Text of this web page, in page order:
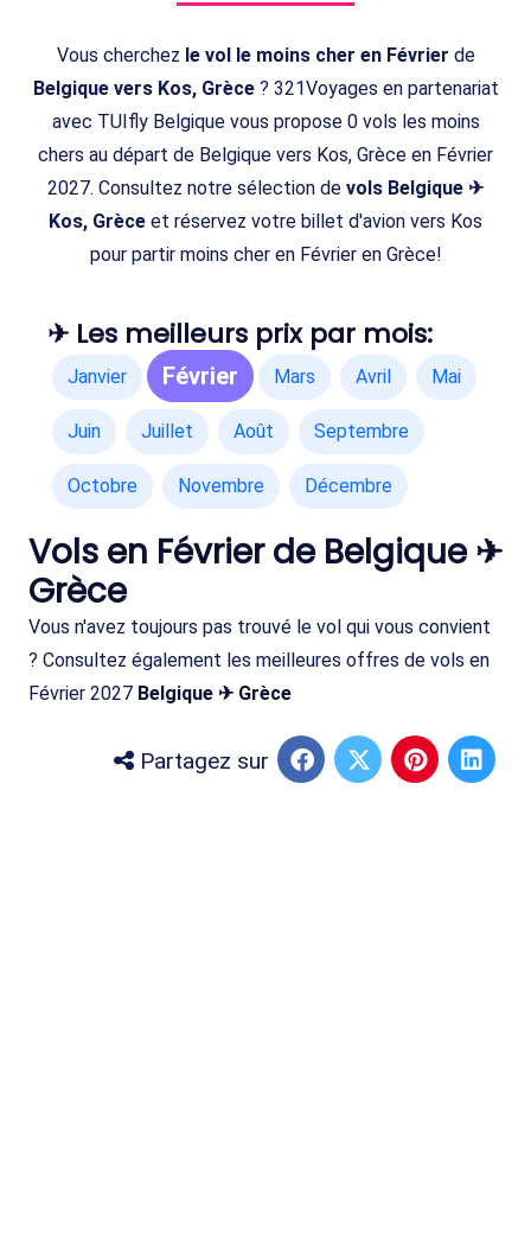
Vous cherchez le vol le moins cher en Février de
Belgique vers Kos, Grèce? 321Voyages en partenariat
avec TUIfly Belgique vous propose 0 vols les moins
chers au départ de Belgique vers Kos, Grèce en Février
2027. Consultez notre sélection de vols Belgique ✈
Kos, Grèce et réservez votre billet d'avion vers Kos
pour partir moins cher en Février en Grèce!
✈ Les meilleurs prix par mois:
Janvier Février Mars Avril Mai
Juin Juillet Août Septembre
Octobre Novembre Décembre
Vols en Février de Belgique ✈
Grèce
Vous n'avez toujours pas trouvé le vol qui vous convient
? Consultez également les meilleures offres de vols en
Février 2027 Belgique ✈ Grèce
Partagez sur